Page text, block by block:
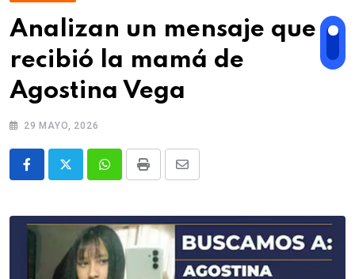
Analizan un mensaje que
recibió la mamá de
Agostina Vega
29 MAYO, 2026
WhatsappPrint
Share
Email